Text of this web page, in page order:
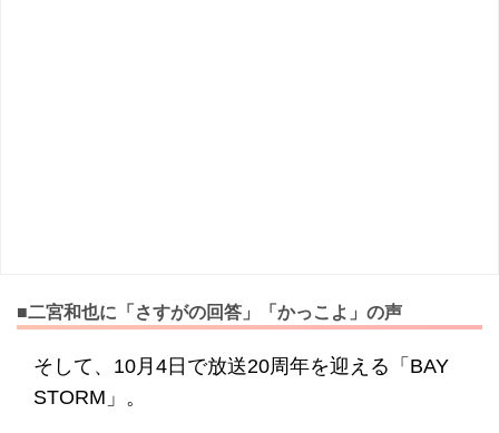
■二宮和也に「さすがの回答」「かっこよ」の声
そして、10月4日で放送20周年を迎える「BAY
STORM」。